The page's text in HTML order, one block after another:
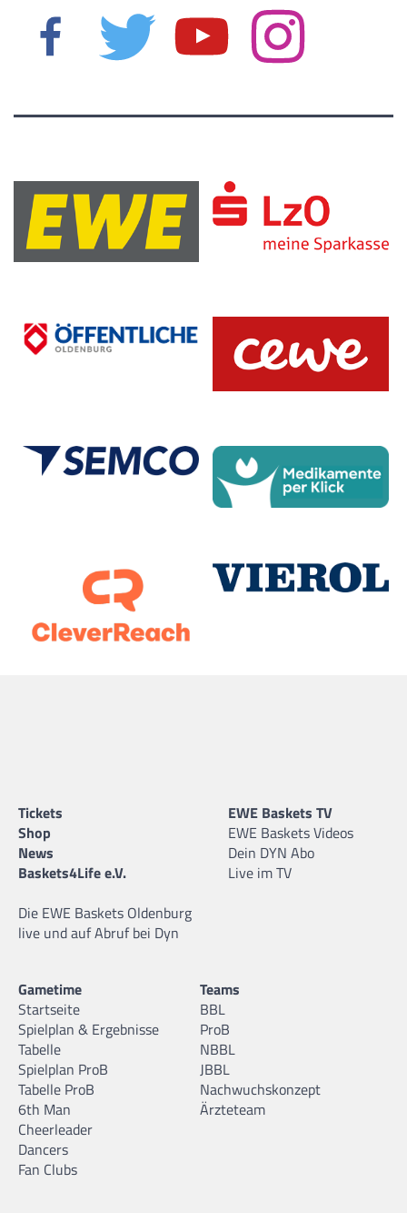
Tickets
Shop
News
Baskets4Life e.V.
Die EWE Baskets Oldenburg
live und auf Abruf bei Dyn
EWE Baskets TV
EWE Baskets Videos
Dein DYN Abo
Live im TV
Gametime
Startseite
Spielplan & Ergebnisse
Tabelle
Spielplan ProB
Tabelle ProB
6th Man
Cheerleader
Dancers
Fan Clubs
Teams
BBL
ProB
NBBL
JBBL
Nachwuchskonzept
Ärzteteam